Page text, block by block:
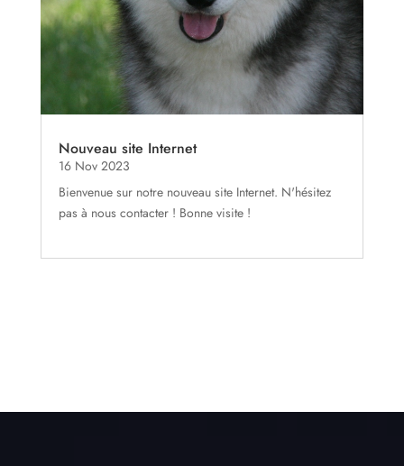
Nouveau site Internet
16 Nov 2023
Bienvenue sur notre nouveau site Internet. N'hésitez
pas à nous contacter ! Bonne visite !